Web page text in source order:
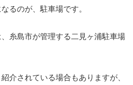
るのが、駐車場です。
糸島市が管理する二見ヶ浦駐車場
介されている場合もありますが、